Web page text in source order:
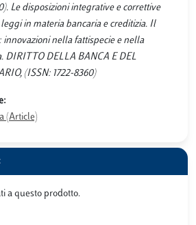
Le disposizioni integrative e correttive
in materia bancaria e creditizia. Il
innovazioni nella fattispecie e nella
DIRITTO DELLA BANCA E DEL
(ISSN: 1722-8360)
(Article)
a questo prodotto.